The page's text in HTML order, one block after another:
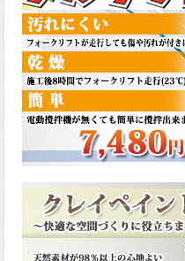
揮、フローン11が新しく販売
開始致しました。ご購入はこ
ちらから。
2026.05.26
コンクリート特有の質感やム
ラ感と溶け合うように広がる
色彩が床と壁を印象的に仕上
げる、アクアカラー デュオト
ーンが新しく販売開始致しま
2026.03.13
滑らかな塗膜は従来の屋根用
塗料と比べ、滑らかな塗膜表
面を形成し、光沢が高く、抜